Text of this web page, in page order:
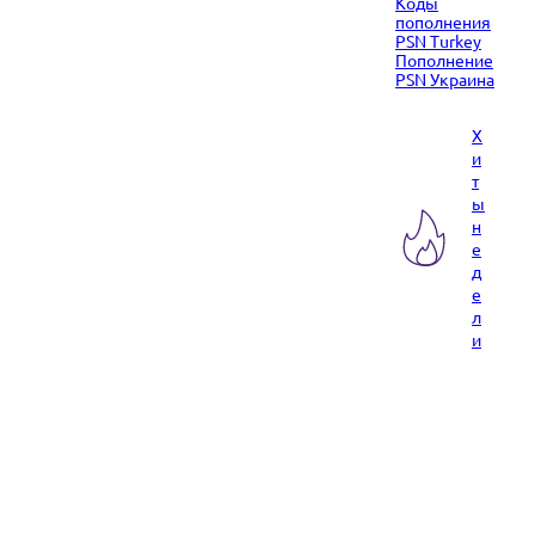
пополнения
PSN Turkey
Пополнение
PSN Украина
Х
и
т
ы
н
е
д
е
л
и